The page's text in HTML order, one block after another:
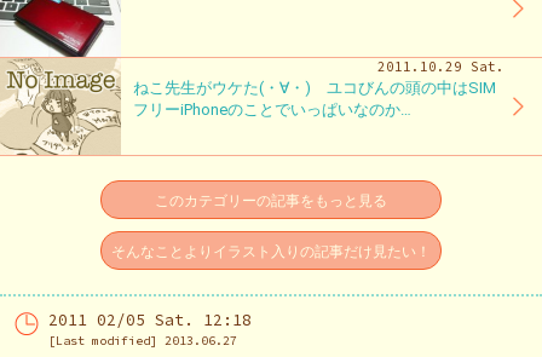
2011.10.29 Sat.
ねこ先生がウケた(・∀・) ユコびんの頭の中はSIM
フリーiPhoneのことでいっぱいなのか…
このカテゴリーの記事をもっと見る
そんなことよりイラスト入りの記事だけ見たい！
2011 02/05 Sat. 12:18
[Last modified] 2013.06.27